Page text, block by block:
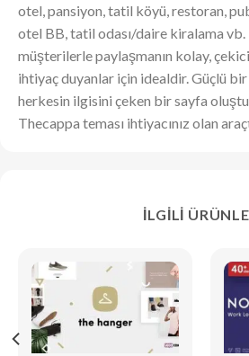
otel, pansiyon, tatil köyü, restoran,
otel BB, tatil odası/daire kiralama vb.
müşterilerle paylaşmanın kolay,
ihtiyaç duyanlar için idealdir. Güçlü
herkesin ilgisini çeken bir sayfa
Thecappa teması ihtiyacınız olan
İLGILI